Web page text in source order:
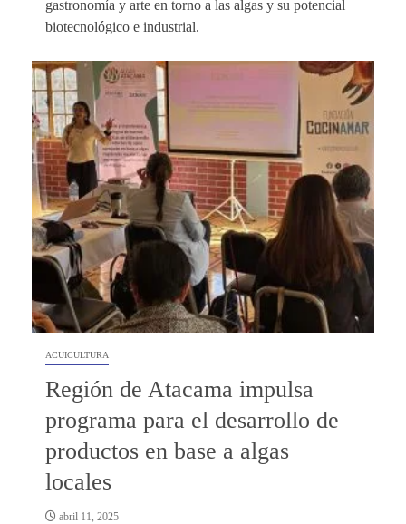
gastronomía y arte en torno a las algas y su potencial
biotecnológico e industrial.
ACUICULTURA
Región de Atacama impulsa
programa para el desarrollo de
productos en base a algas
locales
abril 11, 2025